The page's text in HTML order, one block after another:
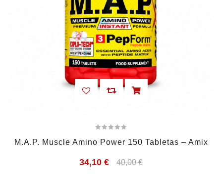
M.A.P. Muscle Amino Power 150 Tabletas – Amix
34,10 € 40,00€